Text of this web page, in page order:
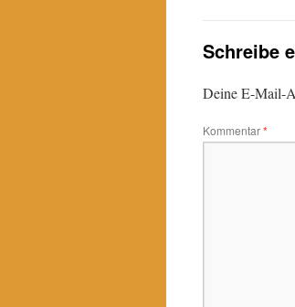
Schreibe
Deine E-Mail-
Kommentar*